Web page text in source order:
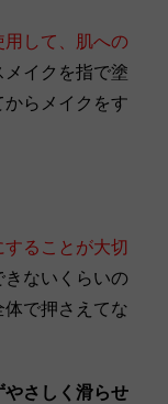
して、肌への
メイクを指で塗
らメイクをす
ることが大切
ないくらいの
で押さえてな
やさしく滑らせ